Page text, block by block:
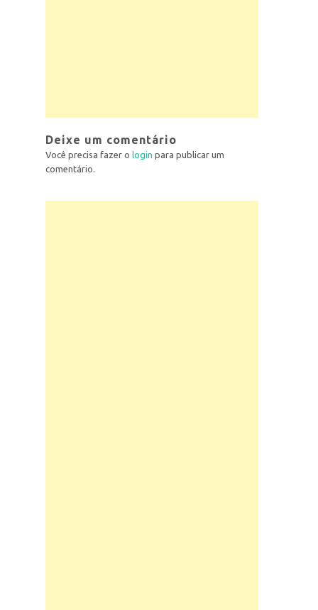
Deixe um comentário
Você precisa fazer o login para publicar um
comentário.